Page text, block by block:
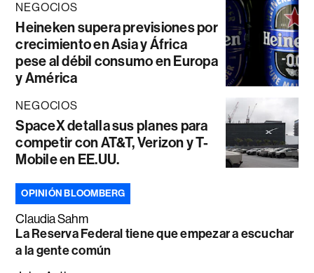
NEGOCIOS
Heineken supera previsiones por
crecimiento en Asia y África
pese al débil consumo en Europa
y América
NEGOCIOS
SpaceX detalla sus planes para
competir con AT&T, Verizon y T-
Mobile en EE.UU.
OPINIÓN BLOOMBERG
Claudia Sahm
La Reserva Federal tiene que empezar a escuchar
a la gente común